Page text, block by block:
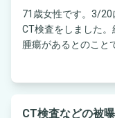
71歳女性です。3/20
CT検査をしました
腫瘍があるとのこと
CT検査などの被